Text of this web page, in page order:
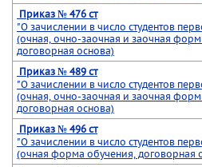
Приказ № 476 ст
"О зачислении в число студентов
(очная, очно-заочная и заочная
договорная основа)
Приказ № 489 ст
"О зачислении в число студентов
(очная, очно-заочная и заочная
договорная основа)
Приказ № 496 ст
"О зачислении в число студентов
(очная форма обучения, договорная